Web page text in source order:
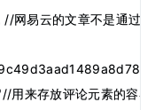
//网易云的文章不是通
用来存放评论元素的容器